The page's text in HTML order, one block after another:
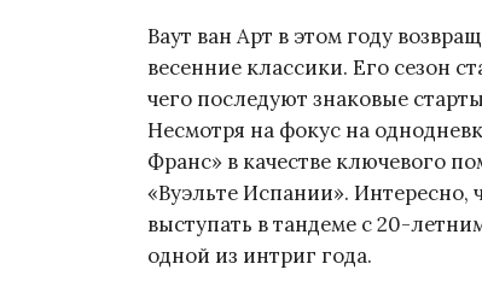
Ваут ван Арт в этом году
весенние классики. Его сезон
чего последуют знаковые
Несмотря на фокус на
Франс» в качестве ключевого
«Вуэльте Испании». Интересно,
выступать в тандеме с 20-
одной из интриг года.